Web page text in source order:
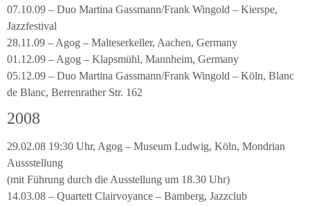
07.10.09 – Duo Martina Gassmann/Frank Wingold – Kierspe,
Jazzfestival
28.11.09 – Agog – Malteserkeller, Aachen, Germany
01.12.09 – Agog – Klapsmühl, Mannheim, Germany
05.12.09 – Duo Martina Gassmann/Frank Wingold – Köln, Blanc
de Blanc, Berrenrather Str. 162
2008
29.02.08 19:30 Uhr, Agog – Museum Ludwig, Köln, Mondrian
Aussstellung
(mit Führung durch die Ausstellung um 18.30 Uhr)
14.03.08 – Quartett Clairvoyance – Bamberg, Jazzclub